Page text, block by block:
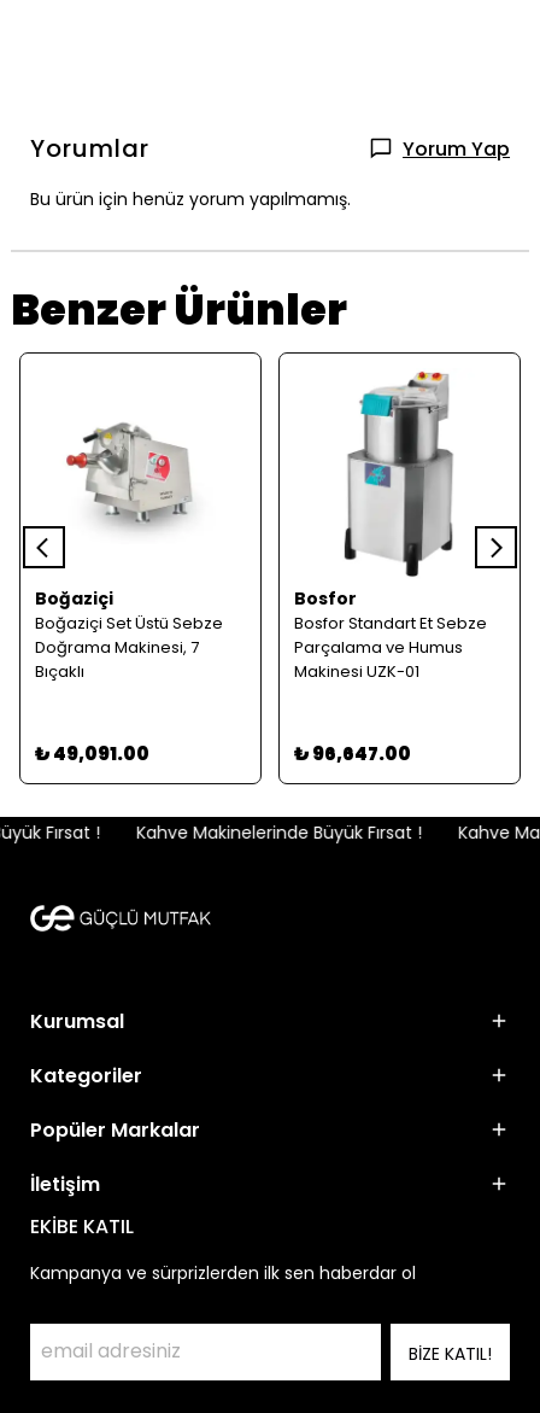
Yorumlar Yorum Yap
Bu ürün için henüz yorum yapılmamış.
Benzer Ürünler
Boğaziçi
Boğaziçi Set Üstü Sebze
Doğrama Makinesi, 7
Bıçaklı
₺ 49,091.00
Bosfor
Bosfor Standart Et Sebze
Parçalama ve Humus
Makinesi UZK-01
₺ 96,647.00
Fırsat ! Kahve Makinelerinde Büyük Fırsat ! Kahve
Kurumsal
Kategoriler
Popüler Markalar
İletişim
EKİBE KATIL
Kampanya ve sürprizlerden ilk sen haberdar ol
BİZE KATIL!